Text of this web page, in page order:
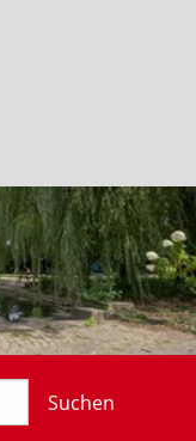
Suchen